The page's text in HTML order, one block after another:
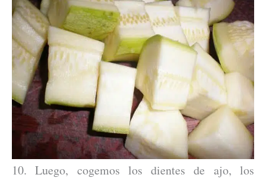
10. Luego, cogemos los dientes de ajo, los